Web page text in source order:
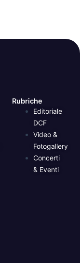
Rubriche
Editoriale
DCF
Video &
Fotogallery
Concerti
& Eventi